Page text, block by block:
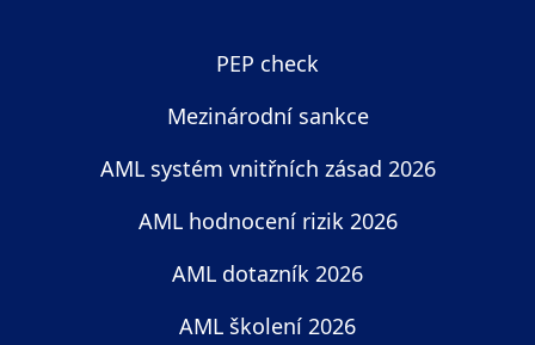
PEP check
Mezinárodní sankce
AML systém vnitřních zásad 2026
AML hodnocení rizik 2026
AML dotazník 2026
AML školení 2026